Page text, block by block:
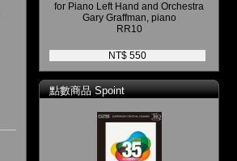
for Piano Left Hand and Orchestra
Gary Graffman, piano
RR10
NT$ 550
點數商品 Spoint